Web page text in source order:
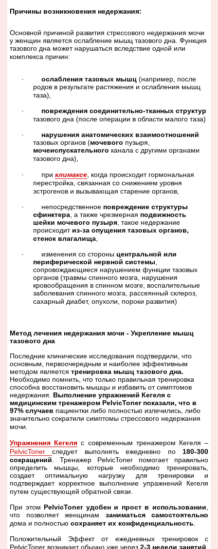
Причины возникновения недержания:
Основной причиной развития стрес­сового недержания мочи
у женщин является ослабление мышц тазового дна. Функция
тазового дна может нарушаться вследствие одной или
комплекса причин:
· ослабления тазовых мышц (например, после
родов в результате растяжения и ослабления мышц
таза),
· повреждения со­единительно-тканных структур
тазового дна (после операции в области малого таза)
· нарушения анатомических взаимоотношений
тазовых органов (мочевого пузыря,
мочеиспускательного канала с другими органами
тазового дна),
· при климаксе , когда происходит гормональная
перестройка, связанная со снижением уровня
эстрогенов и вызывающая старение органов,
· непосредственное повреждение струк­туры
сфинктера , а также чрезмерная подвижность
шейки мочевого пузыря , такое недержание
происходит из-за опущения тазовых органов,
стенок влагалища
· изменения со стороны центральной или
периферической нервной системы
сопровождающиеся нарушением функции тазовых
органов (травмы спинного мозга, нарушения
кровообращения в спинном мозге, воспалительные
заболевания спинного мозга, рассеянный склероз,
сахарный диабет, опухоли, пороки развития)
Метод лечения недержания мочи - Укрепление мышц
тазового дна
Последние клинические исследования подтвердили, что
основным, первоочередным и наиболее эффективным
методом является тренировка мышц тазового дна.
Необходимо помнить, что только правильная тренировка
способна восстановить мышцы и избавить от симптомов
недержания. Выполнение упражнений Кегеля с
медицинским тренажером PelvicToner показали, что в
97% случаев пациентки либо полностью излечились, либо
значительно сократили симптомы стрессового недержания
мочи.
Упражнения Кегеля с современным тренажером Кегеля –
PelvicToner
следует выполнять ежедневно по 180-300
сокращений . Тренажер PelvicToner помогает правильно
определить мышцы, которые необходимо тренировать,
создает оптимальную нагрузку для тренировки и
подтверждает корректное выполнение упражнений Кегеля
путем существующей обратной связи.
При этом PelvicToner удобен и прост в использовании
что позволяет женщинам заниматься самостоятельно
дома и полностью сохраняет их конфиденциальность
Положительный Эффект от ежедневных тренировок с
PelvicToner возникает обычно уже через 2-3 недели занятий